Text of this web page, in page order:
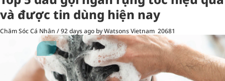
và được tin dùng hiện nay
Chăm Sóc Cá Nhân /92 days ago by Watsons Vietnam 20681